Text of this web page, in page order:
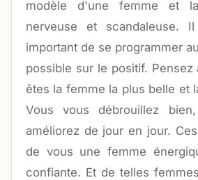
modèle d'une femme et
nerveuse et scandaleuse.
important de se programmer
possible sur le positif. Pensez
êtes la femme la plus belle et
Vous vous débrouillez
améliorez de jour en jour.
de vous une femme
confiante. Et de telles